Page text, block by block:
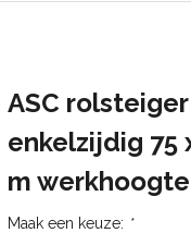
ASC rolsteiger
enkelzijdig 75
m werkhoogte
Maak een keuze: *